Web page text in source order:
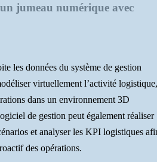
jumeau numérique avec
les données du système de gestion
virtuellement l’activité logistique,
dans un environnement 3D
de gestion peut également réaliser
et analyser les KPI logistiques
des opérations.